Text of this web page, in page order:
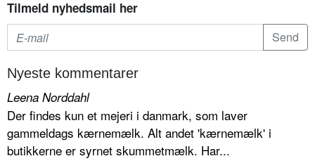
Tilmeld nyhedsmail her
Nyeste kommentarer
Leena Norddahl
Der findes kun et mejeri i danmark, som laver
gammeldags kærnemælk. Alt andet 'kærnemælk' i
butikkerne er syrnet skummetmælk. Har...